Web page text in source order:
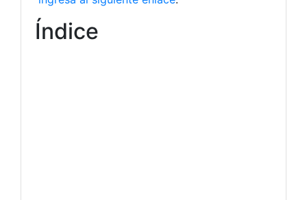
Índice